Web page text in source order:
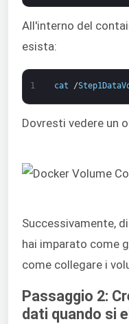
All'interno del
esista:
1 cat /
Dovresti vedere un
Successivamente,
hai imparato come
come collegare i
Passaggio 2:
dati quando si